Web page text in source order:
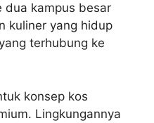
dua kampus besar
kuliner yang hidup
terhubung ke
konsep kos
Lingkungannya